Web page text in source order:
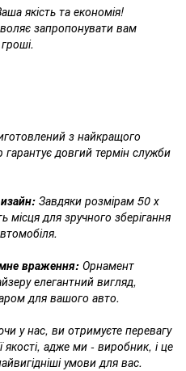
якість та економія!
запропонувати вам
з найкращого
довгий термін служби
Завдяки розмірам 50 х
для зручного зберігання
враження: Орнамент
елегантний вигляд,
для вашого авто.
у нас, ви отримуєте перевагу
якості, адже ми - виробник, і це
умови для вас.